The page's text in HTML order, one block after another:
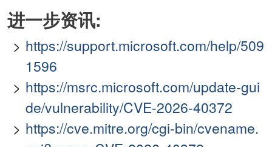
进一步资讯:
https://support.microsoft.com/help/509
1596
https://msrc.microsoft.com/update-gui
de/vulnerability/CVE-2026-40372
https://cve.mitre.org/cgi-bin/cvename.